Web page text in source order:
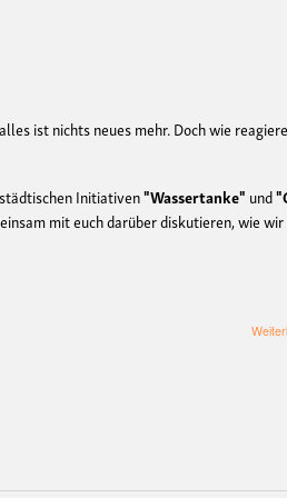
ist nichts neues mehr. Doch wie
Initiativen"Wassertanke" und
mit euch darüber diskutieren, wie